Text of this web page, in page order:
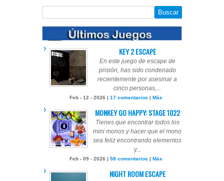
KEY 2 ESCAPE
En este juego de escape de
prisión, has sido condenado
recientemente por asesinar a
cinco personas,...
Feb - 12 - 2026 | 17 comentarios | Más
MONKEY GO HAPPY: STAGE 1022
Tienes que encontrar todos los
mini monos y hacer que el mono
sea feliz encontrando elementos
y...
Feb - 09 - 2026 | 58 comentarios | Más
NIGHT ROOM ESCAPE